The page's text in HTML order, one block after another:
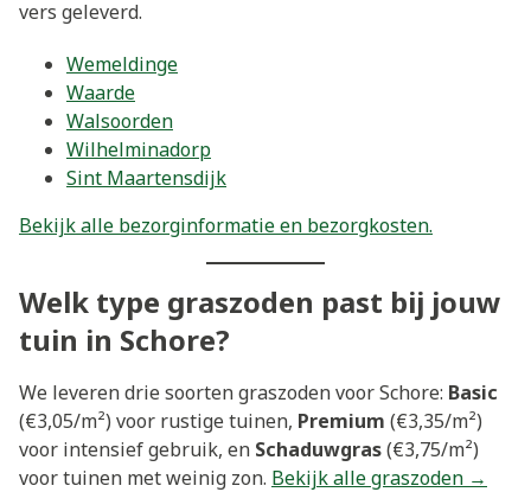
vers geleverd.
Wemeldinge
Waarde
Walsoorden
Wilhelminadorp
Sint Maartensdijk
Bekijk alle bezorginformatie en bezorgkosten.
Welk type graszoden past bij jouw
tuin in Schore?
We leveren drie soorten graszoden voor Schore: Basic
(€3,05/m²) voor rustige tuinen, Premium (€3,35/m²)
voor intensief gebruik, en Schaduwgras(€3,75/m²)
voor tuinen met weinig zon. Bekijk alle graszoden →